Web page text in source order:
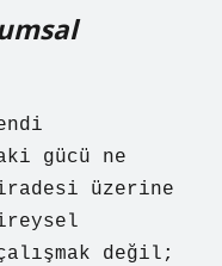
gücü ne
üzerine
değil;